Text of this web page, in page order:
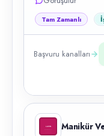
Tam Zamanlı
Başvuru kanalları
Manikür